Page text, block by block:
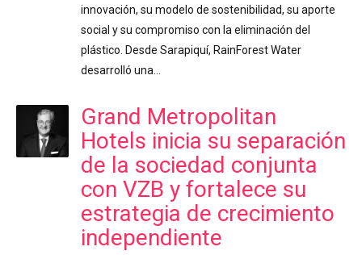
innovación, su modelo de sostenibilidad, su aporte
social y su compromiso con la eliminación del
plástico. Desde Sarapiquí, RainForest Water
desarrolló una…
Grand Metropolitan
Hotels inicia su separación
de la sociedad conjunta
con VZB y fortalece su
estrategia de crecimiento
independiente